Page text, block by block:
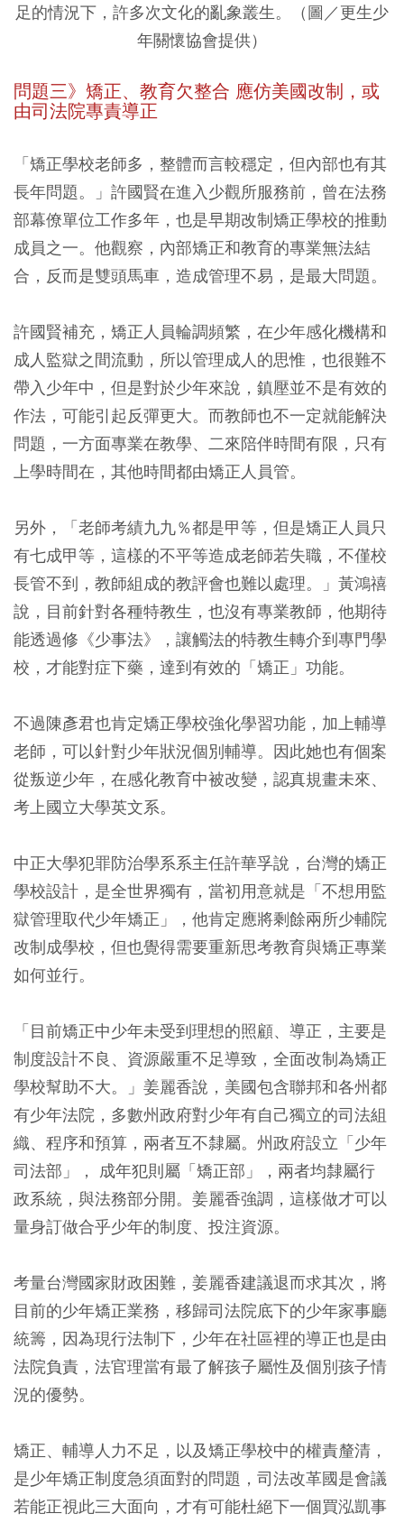
足的情況下，許多次文化的亂象叢生。（圖／更生少
年關懷協會提供）
問題三》矯正、教育欠整合 應仿美國改制，或
由司法院專責導正
「矯正學校老師多，整體而言較穩定，但內部也有其
長年問題。」許國賢在進入少觀所服務前，曾在法務
部幕僚單位工作多年，也是早期改制矯正學校的推動
成員之一。他觀察，內部矯正和教育的專業無法結
合，反而是雙頭馬車，造成管理不易，是最大問題。
許國賢補充，矯正人員輪調頻繁，在少年感化機構和
成人監獄之間流動，所以管理成人的思惟，也很難不
帶入少年中，但是對於少年來說，鎮壓並不是有效的
作法，可能引起反彈更大。而教師也不一定就能解決
問題，一方面專業在教學、二來陪伴時間有限，只有
上學時間在，其他時間都由矯正人員管。
另外，「老師考績九九％都是甲等，但是矯正人員只
有七成甲等，這樣的不平等造成老師若失職，不僅校
長管不到，教師組成的教評會也難以處理。」黃鴻禧
說，目前針對各種特教生，也沒有專業教師，他期待
能透過修《少事法》，讓觸法的特教生轉介到專門學
校，才能對症下藥，達到有效的「矯正」功能。
不過陳彥君也肯定矯正學校強化學習功能，加上輔導
老師，可以針對少年狀況個別輔導。因此她也有個案
從叛逆少年，在感化教育中被改變，認真規畫未來、
考上國立大學英文系。
中正大學犯罪防治學系系主任許華孚說，台灣的矯正
學校設計，是全世界獨有，當初用意就是「不想用監
獄管理取代少年矯正」，他肯定應將剩餘兩所少輔院
改制成學校，但也覺得需要重新思考教育與矯正專業
如何並行。
「目前矯正中少年未受到理想的照顧、導正，主要是
制度設計不良、資源嚴重不足導致，全面改制為矯正
學校幫助不大。」姜麗香說，美國包含聯邦和各州都
有少年法院，多數州政府對少年有自己獨立的司法組
織、程序和預算，兩者互不隸屬。州政府設立「少年
司法部」， 成年犯則屬「矯正部」，兩者均隸屬行
政系統，與法務部分開。姜麗香強調，這樣做才可以
量身訂做合乎少年的制度、投注資源。
考量台灣國家財政困難，姜麗香建議退而求其次，將
目前的少年矯正業務，移歸司法院底下的少年家事廳
統籌，因為現行法制下，少年在社區裡的導正也是由
法院負責，法官理當有最了解孩子屬性及個別孩子情
況的優勢。
矯正、輔導人力不足，以及矯正學校中的權責釐清，
是少年矯正制度急須面對的問題，司法改革國是會議
若能正視此三大面向，才有可能杜絕下一個買泓凱事